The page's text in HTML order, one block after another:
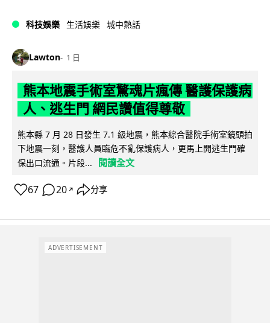
科技娛樂 生活娛樂 城中熱話
Lawton 1 日
熊本地震手術室驚魂片瘋傳 醫護保護病
人、逃生門 網民讚值得尊敬
熊本縣 7 月 28 日發生 7.1 級地震，熊本綜合醫院手術室鏡頭拍
下地震一刻，醫護人員臨危不亂保護病人，更馬上開逃生門確
保出口流通。片段...
閱讀全文
67 20 ↗ 分享
ADVERTISEMENT